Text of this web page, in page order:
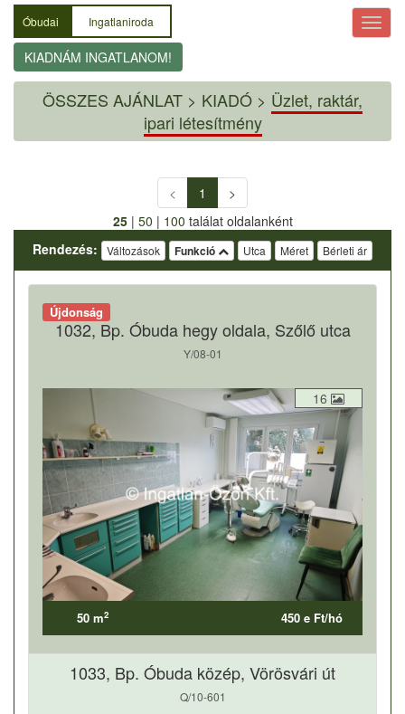
Óbudai Ingatlaniroda
KIADNÁM INGATLANOM!
ÖSSZES AJÁNLAT > KIADÓ > Üzlet, raktár,
ipari létesítmény
< 1
>
25| 50 | 100 találat oldalanként
Rendezés:
Változások Funkció Utca Méret Bérleti ár
Újdonság
1032, Bp. Óbuda hegy oldala, Szőlő utca
Y/08-01
16
50 m2 450 e Ft/hó
1033, Bp. Óbuda közép, Vörösvári út
Q/10-601